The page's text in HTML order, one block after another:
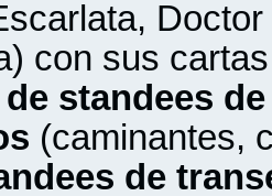
con sus
standees
(caminantes,
de